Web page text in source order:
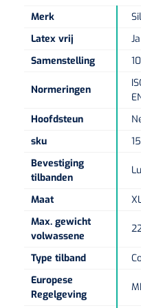
Wandbeugels
Diversen
Toiletstoelen
Douchetabouretten
NKO
Laryngoscopen
Audiometrie
Glucosemeters
Weegschalen
Meetlatten
Tecar
Echografie
Ultrageluid &
TENS
Kort-en microgolf
Hydromassage
Pressotherapie &
Thermotherapie
Lymfedrainage
Keukenrollen
Cellulosepapier
Persoonlijk
Mutsen
Klompen
Oordoppen
Maskers
Handschoenen
Karren & trolleys
Linnenkarren
Afvalverzamelaars
Transportwagens
Wondzorgkarren
PC karren
Medicatiekarren
Instrumentendozen &
Oorlusjes
Pincetten
Hysterometers
Gipszagen & ringzagen
Non-woven
Splitkompressen
Gipsverbanden &
Zinklijmverbanden
Polsterwatten
Armdraagband
Loopzolen
Merk
Latex vrij
Ja
Samenstelling
Normeringen
Hoofdsteun
sku
Bevestiging
tilbanden
Maat
Max. gewicht
volwassene
Type tilband
Europese
Regelgeving